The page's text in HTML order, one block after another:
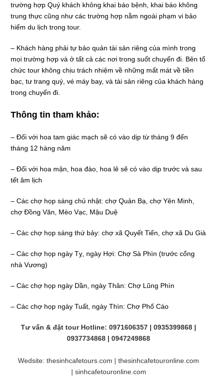
trường hợp Quý khách không khai báo bệnh, khai báo không
trung thực cũng như các trường hợp nằm ngoài phạm vi bảo
hiểm du lịch trong tour.
– Khách hàng phải tự bảo quản tài sản riêng của mình trong
mọi trường hợp và ở tất cả các nơi trong suốt chuyến đi. Bên tổ
chức tour không chịu trách nhiệm về những mất mát về tiền
bạc, tư trang quý, vé máy bay, và tài sản riêng của khách hàng
trong chuyến đi.
Thông tin tham khảo:
– Đối với hoa tam giác mạch sẽ có vào dịp từ tháng 9 đến
tháng 12 hàng năm
– Đối với hoa mận, hoa đào, hoa lê sẽ có vào dịp trước và sau
tết âm lịch
– Các chợ họp sáng chủ nhật: chợ Quản Bạ, chợ Yên Minh,
chợ Đồng Văn, Mèo Vạc, Mậu Duệ
– Các chợ họp sáng thứ bảy: chợ xã Quyết Tiến, chợ xã Du Già
– Các chợ họp ngày Tỵ, ngày Hợi: Chợ Sà Phìn (trước cổng
nhà Vương)
– Các chợ họp ngày Dần, ngày Thân: Chợ Lũng Phìn
– Các chợ họp ngày Tuất, ngày Thìn: Chợ Phố Cáo
Tư vấn & đặt tourHotline: 0971606357 | 0935399868 |
0937734868 | 0947249868
Wedsite: thesinhcafetours.com | thesinhcafetouronline.com
| sinhcafetouronline.com